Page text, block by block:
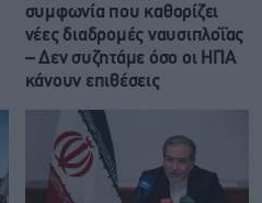
συμφωνία που καθορίζει
νέες διαδρομές ναυσιπλοΐας
– Δεν συζητάμε όσο οι ΗΠΑ
κάνουν επιθέσεις